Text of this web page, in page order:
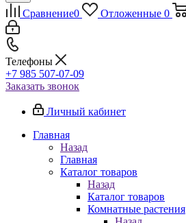
Сравнение0 Отложенные 0
Телефоны
+7 985 507-07-09
Заказать звонок
Личный кабинет
Главная
Назад
Главная
Каталог товаров
Назад
Каталог товаров
Комнатные растения